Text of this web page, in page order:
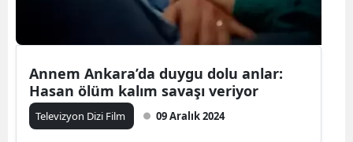
Annem Ankara’da duygu dolu anlar:
Hasan ölüm kalım savaşı veriyor
Televizyon Dizi Film 09 Aralık 2024